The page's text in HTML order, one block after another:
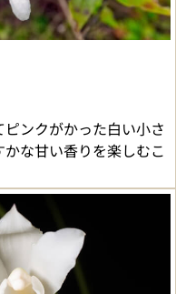
ンクがかった白い小さ
な甘い香りを楽しむこ